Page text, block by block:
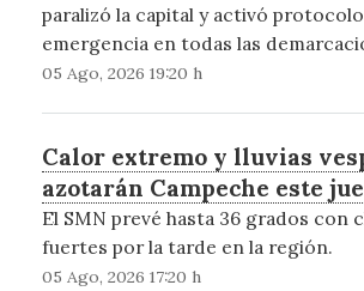
paralizó la capital y activó
emergencia en todas las
05 Ago, 2026 19:20 h
Calor extremo y lluvias
azotarán Campeche este
El SMN prevé hasta 36 grados con
fuertes por la tarde en la región.
05 Ago, 2026 17:20 h